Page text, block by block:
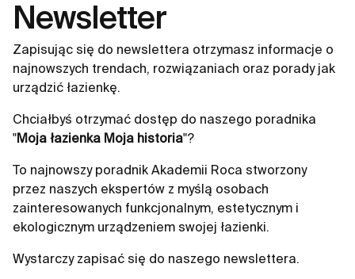
Newsletter
Zapisując się do newslettera otrzymasz informacje o
najnowszych trendach, rozwiązaniach oraz porady jak
urządzić łazienkę.
Chciałbyś otrzymać dostęp do naszego poradnika
"Moja łazienka Moja historia"?
To najnowszy poradnik Akademii Roca stworzony
przez naszych ekspertów z myślą osobach
zainteresowanych funkcjonalnym, estetycznym i
ekologicznym urządzeniem swojej łazienki.
Wystarczy zapisać się do naszego newslettera.